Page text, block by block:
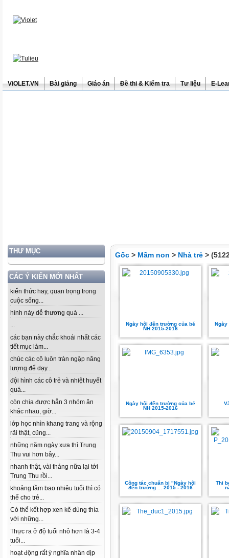
ViOLET.VN Bài giảng Giáo án Đề thi & Kiểm tra Tư liệu E-
THƯ MỤC
CÁC Ý KIẾN MỚI NHẤT
kiến thức hay, quan trọng trong
cuộc sống...
hình này dễ thương quá ...
...
các bạn này chắc khoái nhất các
tiết mục làm...
chúc các cô luôn tràn ngập năng
lượng để dạy...
đội hình các cô trẻ và nhiệt huyết
quá...
còn chia được hẳn 3 nhóm ăn
khác nhau, giờ...
lớp học nhìn khang trang và rộng
rãi thật, cũng...
những năm ngày xưa thì Trung
Thu vui hơn bây...
nhanh thật, vài tháng nữa lại tới
Trung Thu rồi...
khoảng tầm bao nhiêu tuổi thì có
thể cho trẻ...
Có thể kết hợp xen kẽ dùng thìa
với những...
Thực ra ở độ tuổi nhỏ hơn là 3-4
tuổi...
hoạt động rất ý nghĩa nhân dịp
Gốc > Mầm non > Nhà trẻ >
Ngày hội đến trường của bé
NH 2015-2016
Ngày
Ngày hội đến trường của bé
NH 2015-2016
Công tác chuẩn bị "Ngày hội
đến trường ... 2015 - 2016
Thi